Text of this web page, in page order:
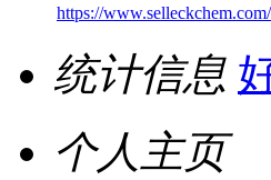
https://
统计信息
个人主页